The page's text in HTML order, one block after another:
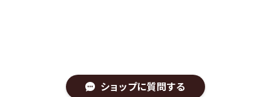
ショップに質問する